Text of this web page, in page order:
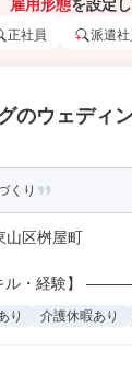
雇用形態を設定
正社員 派遣社
のウェディ
くり
山区桝屋町
スキル・経
り 介護休暇あり